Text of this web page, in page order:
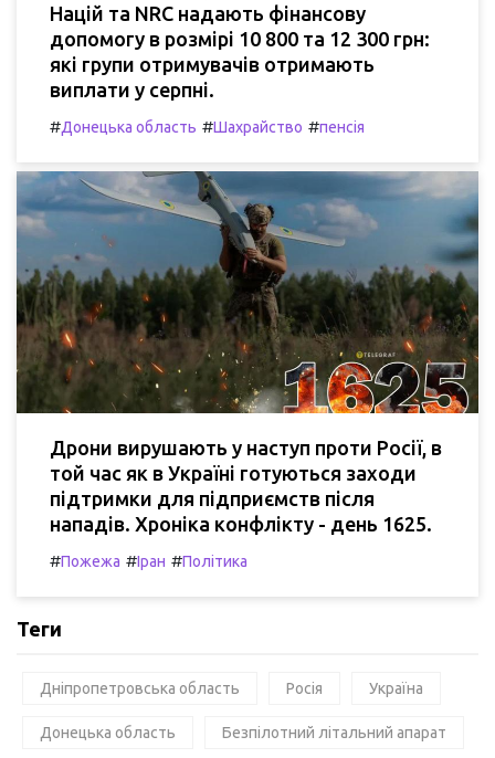
Націй та NRC надають фінансову
допомогу в розмірі 10 800 та 12 300 грн:
які групи отримувачів отримають
виплати у серпні.
#Донецька область #Шахрайство #пенсія
Дрони вирушають у наступ проти Росії, в
той час як в Україні готуються заходи
підтримки для підприємств після
нападів. Хроніка конфлікту - день 1625.
#Пожежа #Іран #Політика
Теги
Дніпропетровська область Росія Україна
Донецька область Безпілотний літальний апарат